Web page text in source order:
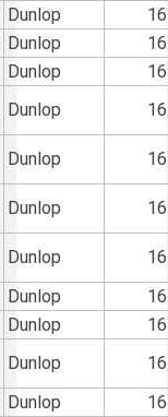
Dunlop
16
Dunlop
16
Dunlop
16
Dunlop 16
Dunlop 16
Dunlop 16
Dunlop
16
Dunlop
16
Dunlop
16
Dunlop
16
Dunlop
16